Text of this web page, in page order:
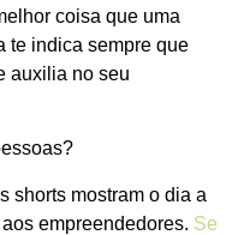
coisa que uma
te indica sempre que
auxilia no seu
shorts mostram o dia a
empreendedores. Se